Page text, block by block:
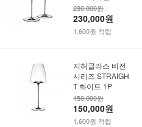
230,000원
230,000원
1,600원 적립
지허글라스 비전
시리즈 STRAIGH
T 화이트 1P
150,000원
150,000원
1,600원 적립